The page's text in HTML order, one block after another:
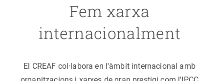
Fem xarxa
internacionalment
El CREAF col·labora en l'àmbit internacional amb